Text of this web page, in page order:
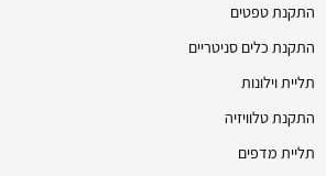
התקנת טפטים
התקנת כלים סניטריים
תליית וילונות
התקנת טלוויזיה
תליית מדפים